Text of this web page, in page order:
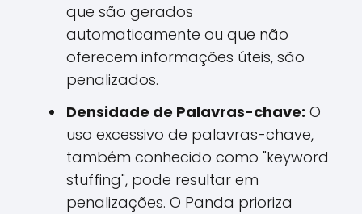
que são gerados
automaticamente ou que não
oferecem informações úteis, são
penalizados.
Densidade de Palavras-chave: O
uso excessivo de palavras-chave,
também conhecido como "keyword
stuffing", pode resultar em
penalizações. O Panda prioriza